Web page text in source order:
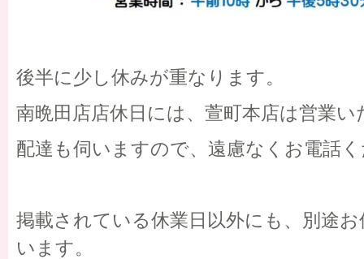
後半に少し休みが重なります。
南晩田店店休日には、萱町本店は営業
配達も伺いますので、遠慮なくお電話
掲載されている休業日以外にも、別途
います。